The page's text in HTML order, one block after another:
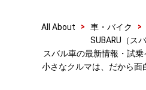
All About > 車・バイク >
SUBARU（スバ
スバル車の最新情報・試
小さなクルマは、だから